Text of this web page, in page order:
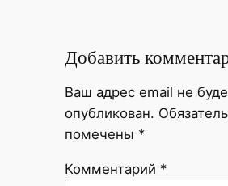
Добавить
Ваш адрес email не
опубликован.
помечены *
Комментарий *